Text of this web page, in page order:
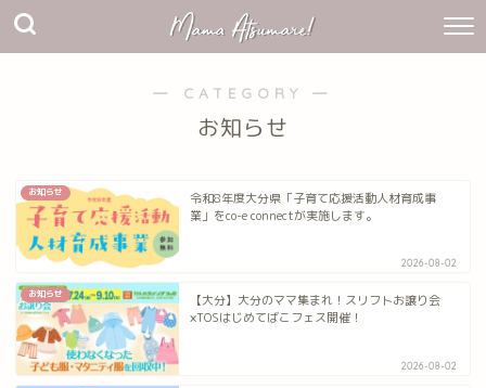
― CATEGORY ―
お知らせ
お知らせ
令和8年度大分県「子育て応援活動人材育成事
業」をco-e connectが実施します。
2026-08-02
お知らせ
【大分】大分のママ集まれ！スリフトお譲り会
×TOSはじめてばこフェス開催！
2026-08-02